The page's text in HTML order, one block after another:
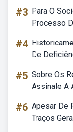
#3 Para O
Processo
#4
De
#5 Sobre Os
Assinale A
#6 Apesar De
Traços